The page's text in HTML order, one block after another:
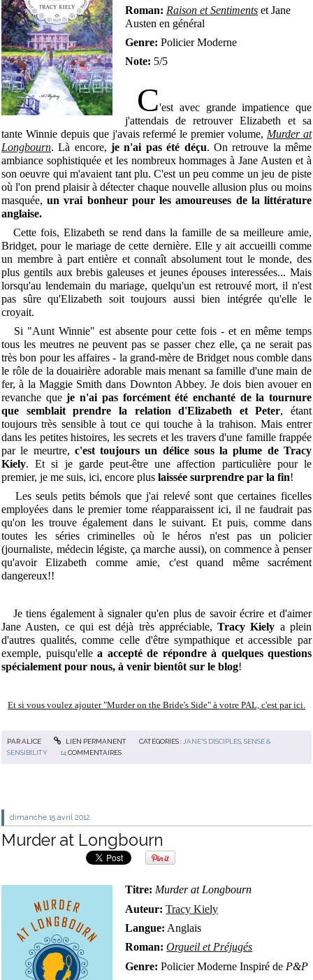
Roman: Raison et Sentiments et Jane
Austen en général
Genre: Policier Moderne
Note: 5/5
C'est avec grande impatience que
j'attendais de retrouver Elizabeth et sa
tante Winnie depuis que j'avais refermé le premier volume, Murder at
Longbourn. Là encore,je n'ai pas été déçu. On retrouve la même
ambiance sophistiquée et les nombreux hommages à Jane Austen et à
son oeuvre qui m'avaient tant plu. C'est un peu comme un jeu de piste
où l'on prend plaisir à détecter chaque nouvelle allusion plus ou moins
masquée,un vrai bonheur pour les amoureuses de la littérature
anglaise.
Cette fois, Elizabeth se rend dans la famille de sa meilleure amie,
Bridget, pour le mariage de cette dernière. Elle y ait accueilli comme
un membre à part entière et connaît absolument tout le monde, des
plus gentils aux brebis galeuses et jeunes épouses interessées... Mais
lorsqu'au lendemain du mariage, quelqu'un est retrouvé mort, il n'est
pas sûre qu'Elizabeth soit toujours aussi bien intégrée qu'elle le
croyait.
Si "Aunt Winnie" est absente pour cette fois - et en même temps
tous les meutres ne peuvent pas se passer chez elle, ça ne serait pas
très bon pour les affaires - la grand-mère de Bridget nous comble dans
le rôle de la douairière adorable mais menant sa famille d'une main de
fer, à la Maggie Smith dans Downton Abbey. Je dois bien avouer en
revanche queje n'ai pas forcément été enchanté de la tournure
que semblait prendre la relation d'Elizabeth et Peter, étant
toujours très sensible à tout ce qui touche à la trahison. Mais entrer
dans les petites histoires, les secrets et les travers d'une famille frappée
par le meurtre, c'est toujours un délice sous la plume de Tracy
Kiely. Et si je garde peut-être une affection particulière pour le
premier, je me suis, ici, encore plus laissée surprendre par la fin!
Les seuls petits bémols que j'ai relevé sont que certaines ficelles
employées dans le premier tome réapparaissent ici, il ne faudrait pas
qu'on les trouve également dans le suivant. Et puis, comme dans
toutes les séries criminelles où le héros n'est pas un policier
(journaliste, médecin légiste, ça marche aussi), on commence à penser
qu'avoir Elizabeth comme amie, c'est quand même sacrément
dangereux!!
Je tiens également à signaler qu'en plus de savoir écrire et d'aimer
Jane Austen, ce qui est déjà très appréciable,Tracy Kiely a plein
d'autres qualités, comme celle d'être sympathique et accessible par
exemple, puisqu'elle a accepté de répondre à quelques questions
spécialement pour nous, à venir bientôt sur le blog!
Et si vous voulez ajouter "Murder on the Bride's Side" à votre PAL, c'est par ici.
PARALICE LIEN PERMANENT CATÉGORIES : JANE'S DISCIPLES ,SENSE &
SENSIBILITY
14 COMMENTAIRES
dimanche 15 avril 2012
Murder at Longbourn
Titre: Murder at Longbourn
Auteur:Tracy Kiely
Langue: Anglais
Roman: Orgueil et Préjugés
Genre: Policier Moderne Inspiré de P&P